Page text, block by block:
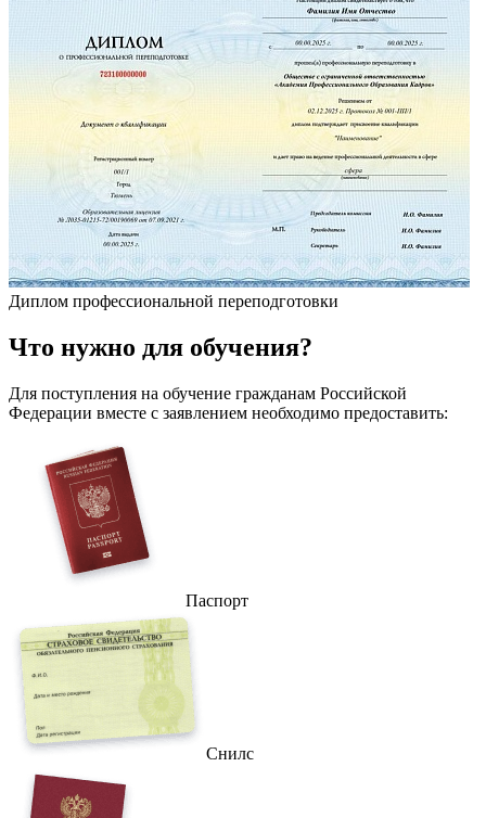
Диплом профессиональной переподготовки
Что нужно для обучения?
Для поступления на обучение гражданам Российской
Федерации вместе с заявлением необходимо предоставить:
Паспорт
Снилс